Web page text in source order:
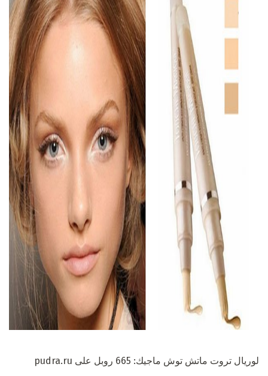
ad
لوريال تروت ماتش توش ماجيك: 665 روبل على pudra.ru